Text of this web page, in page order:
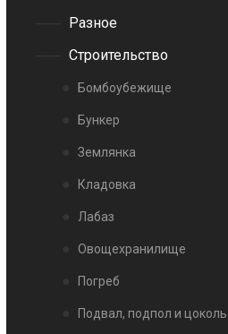
Разное
Строительство
Бомбоубежище
Бункер
Землянка
Кладовка
Лабаз
Овощехранилище
Погреб
Подвал, подпол и цоколь